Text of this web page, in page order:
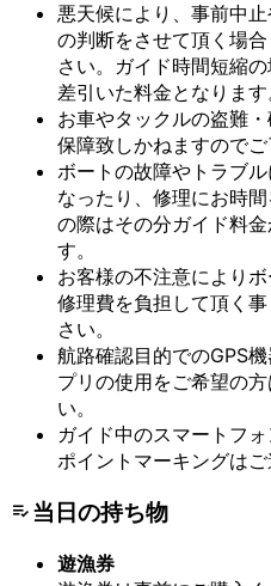
悪天候により、事前中
の判断をさせて頂く場
さい。ガイド時間短縮
差引いた料金となります
お車やタックルの盗難
保障致しかねますのでご
ボートの故障やトラブ
なったり、修理にお時
の際はその分ガイド料
す。
お客様の不注意により
修理費を負担して頂く
さい。
航路確認目的でのGPS
プリの使用をご希望の
い。
ガイド中のスマートフ
ポイントマーキングはご
当日の持ち物
遊漁券